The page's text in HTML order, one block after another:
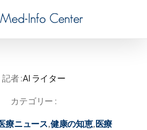
記者 :AI ライター
カテゴリー :
療ニュース,健康の知恵,医療